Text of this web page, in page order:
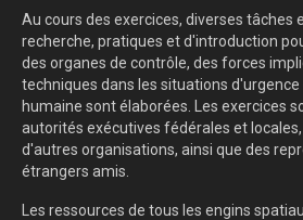
Au cours des exercices, diverses tâches
recherche, pratiques et d'introduction
des organes de contrôle, des forces
techniques dans les situations
humaine sont élaborées. Les exercices
autorités exécutives fédérales et
d'autres organisations, ainsi que des
étrangers amis.
Les ressources de tous les engins